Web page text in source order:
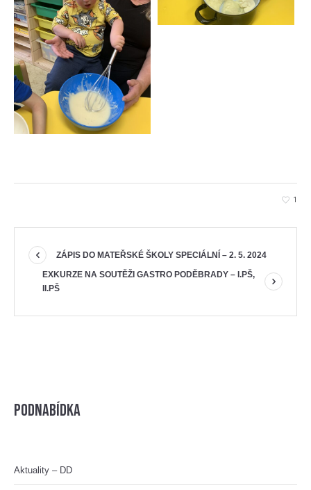
1
ZÁPIS DO MATEŘSKÉ ŠKOLY SPECIÁLNÍ – 2. 5. 2024
EXKURZE NA SOUTĚŽI GASTRO PODĚBRADY – I.PŠ,
II.PŠ
Podnabídka
Aktuality – DD